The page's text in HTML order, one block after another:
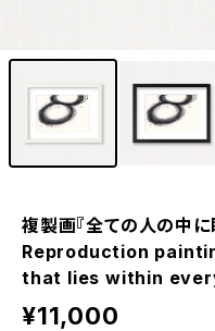
複製画『全ての人の中に
Reproduction
that lies within every
¥11,000